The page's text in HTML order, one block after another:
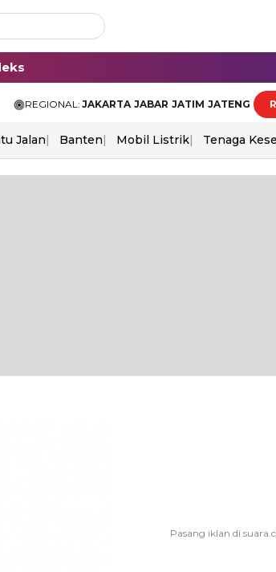
REGIONAL: JAKARTA JABAR JATIM JATENG
Jalan Banten Mobil Listrik Tenaga